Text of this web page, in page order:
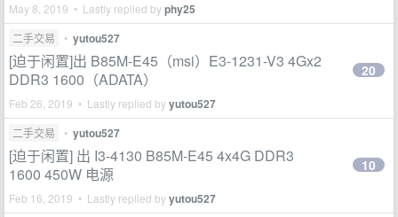
May 8, 2019 • Lastly replied byphy25
二手交易 • yutou527
[迫于闲置]出 B85M-E45（msi）E3-1231-V3 4Gx2
DDR3 1600（ADATA）
Feb 26, 2019 • Lastly replied byyutou527
20
二手交易 • yutou527
[迫于闲置] 出 I3-4130 B85M-E45 4x4G DDR3
1600 450W 电源
Feb 16, 2019 • Lastly replied byyutou527
10